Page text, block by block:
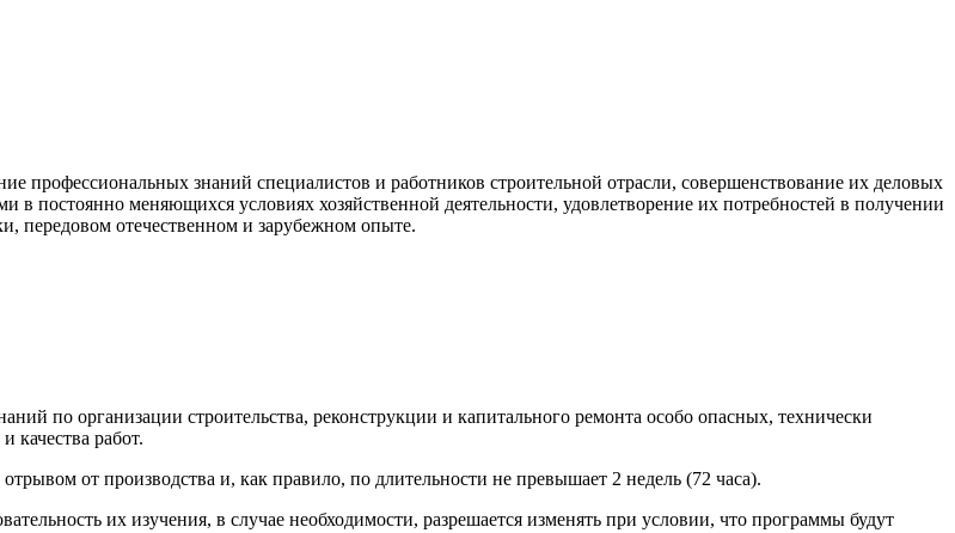
профессиональных знаний специалистов и работников строительной отрасли, совершенствование их деловых
постоянно меняющихся условиях хозяйственной деятельности, удовлетворение их потребностей в получении
передовом отечественном и зарубежном опыте.
по организации строительства, реконструкции и капитального ремонта особо опасных, технически
качества работ.
от производства и, как правило, по длительности не превышает 2 недель (72 часа).
их изучения, в случае необходимости, разрешается изменять при условии, что программы будут